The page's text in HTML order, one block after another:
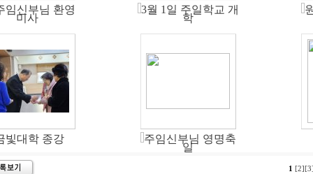
임신부님 환영
미사
3월 1일 주일학교 개
학
빛대학 종강 주임신부님 영명축
일
1 [2]